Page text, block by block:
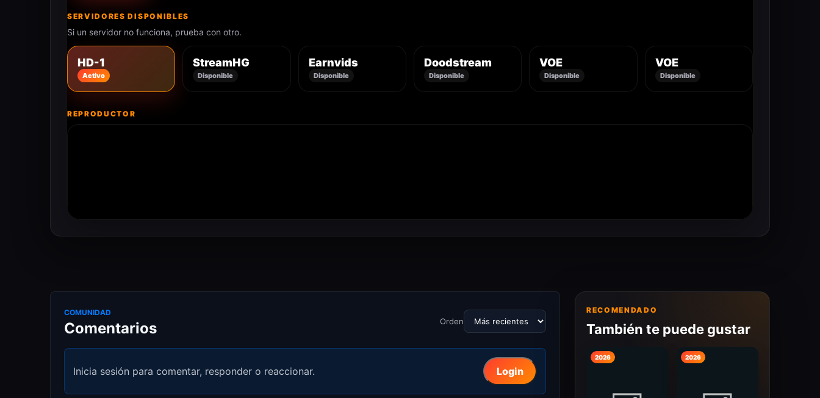
SERVIDORES DISPONIBLES
Si un servidor no funciona, prueba con otro.
HD-1
Activo
StreamHG
Disponible
Earnvids
Disponible
Doodstream
Disponible
VOE
Disponible
VOE
Disponible
REPRODUCTOR
COMUNIDAD
Comentarios Orden
Inicia sesión para comentar, responder o reaccionar. Login
RECOMENDADO
También te puede gustar
2026 2026